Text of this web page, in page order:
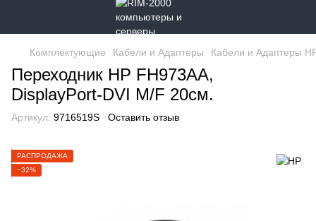
Комплектующие Кабели и Адаптеры Кабели и Адаптеры
Переходник HP FH973AA,
DisplayPort-DVI M/F 20см.
Артикул: 9716519S Оставить отзыв
РАСПРОДАЖА
−32%